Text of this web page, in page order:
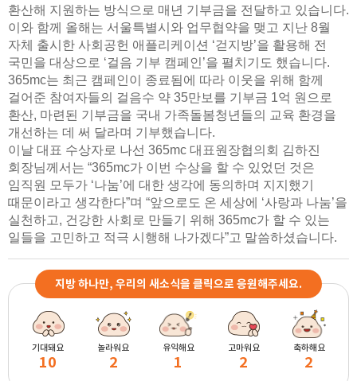
환산해 지원하는 방식으로 매년 기부금을 전달하고 있습니다.
이와 함께 올해는 서울특별시와 업무협약을 맺고 지난 8월
자체 출시한 사회공헌 애플리케이션 ‘걷지방’을 활용해 전
국민을 대상으로 ‘걸음 기부 캠페인’을 펼치기도 했습니다.
365mc는 최근 캠페인이 종료됨에 따라 이웃을 위해 함께
걸어준 참여자들의 걸음수 약 35만보를 기부금 1억 원으로
환산, 마련된 기부금을 국내 가족돌봄청년들의 교육 환경을
개선하는 데 써 달라며 기부했습니다.
이날 대표 수상자로 나선 365mc 대표원장협의회 김하진
회장님께서는 “365mc가 이번 수상을 할 수 있었던 것은
임직원 모두가 ‘나눔’에 대한 생각에 동의하며 지지했기
때문이라고 생각한다”며 “앞으로도 온 세상에 ‘사랑과 나눔’을
실천하고, 건강한 사회로 만들기 위해 365mc가 할 수 있는
일들을 고민하고 적극 시행해 나가겠다”고 말씀하셨습니다.
지방 하나만, 우리의 새소식을 클릭으로 응원해주세요.
기대돼요
10
놀라워요
2
유익해요
1
고마워요
2
축하해요
2